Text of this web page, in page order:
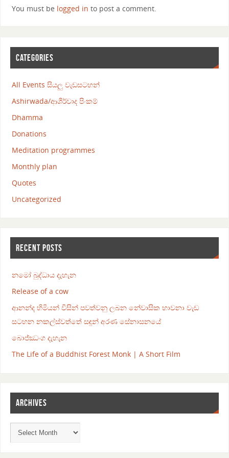
You must be logged in to post a comment.
CATEGORIES
All Events සියලු වැඩසටහන්
Ashirwada/ආශීර්වාද පිංකම්
Dhamma
Donations
Meditation programmes
Monthly plan
Quotes
Uncategorized
RECENT POSTS
නමෝ බුද්ධාය දැහැන
Release of a cow
ආනන්ද හිමියන් විසින් පවත්වනු ලබන නේවාසික භාවනා වැඩ
සටහන නකල්ස්වත්තේ සඳුන් අරණ සේනාසනයේ
බොජ්ඣංග දැහැන
The Life of a Buddhist Forest Monk | A Short Film
ARCHIVES